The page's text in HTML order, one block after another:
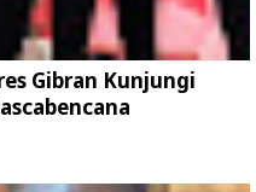
Gibran Kunjungi